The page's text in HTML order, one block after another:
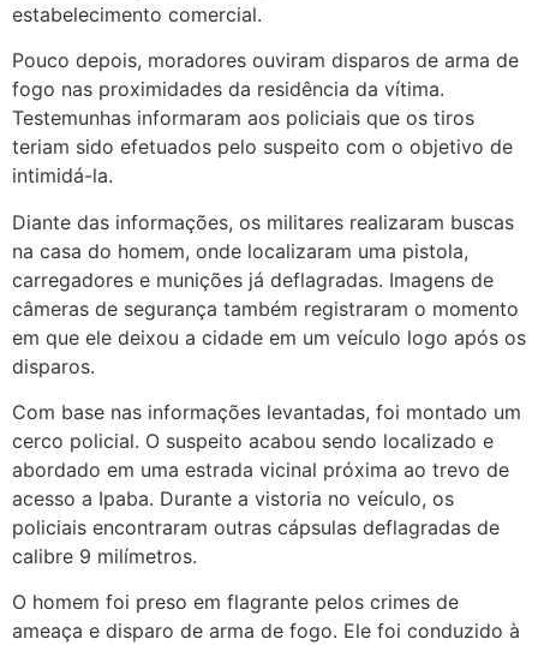
estabelecimento comercial.
Pouco depois, moradores ouviram disparos de arma de
fogo nas proximidades da residência da vítima.
Testemunhas informaram aos policiais que os tiros
teriam sido efetuados pelo suspeito com o objetivo de
intimidá-la.
Diante das informações, os militares realizaram buscas
na casa do homem, onde localizaram uma pistola,
carregadores e munições já deflagradas. Imagens de
câmeras de segurança também registraram o momento
em que ele deixou a cidade em um veículo logo após os
disparos.
Com base nas informações levantadas, foi montado um
cerco policial. O suspeito acabou sendo localizado e
abordado em uma estrada vicinal próxima ao trevo de
acesso a Ipaba. Durante a vistoria no veículo, os
policiais encontraram outras cápsulas deflagradas de
calibre 9 milímetros.
O homem foi preso em flagrante pelos crimes de
ameaça e disparo de arma de fogo. Ele foi conduzido à